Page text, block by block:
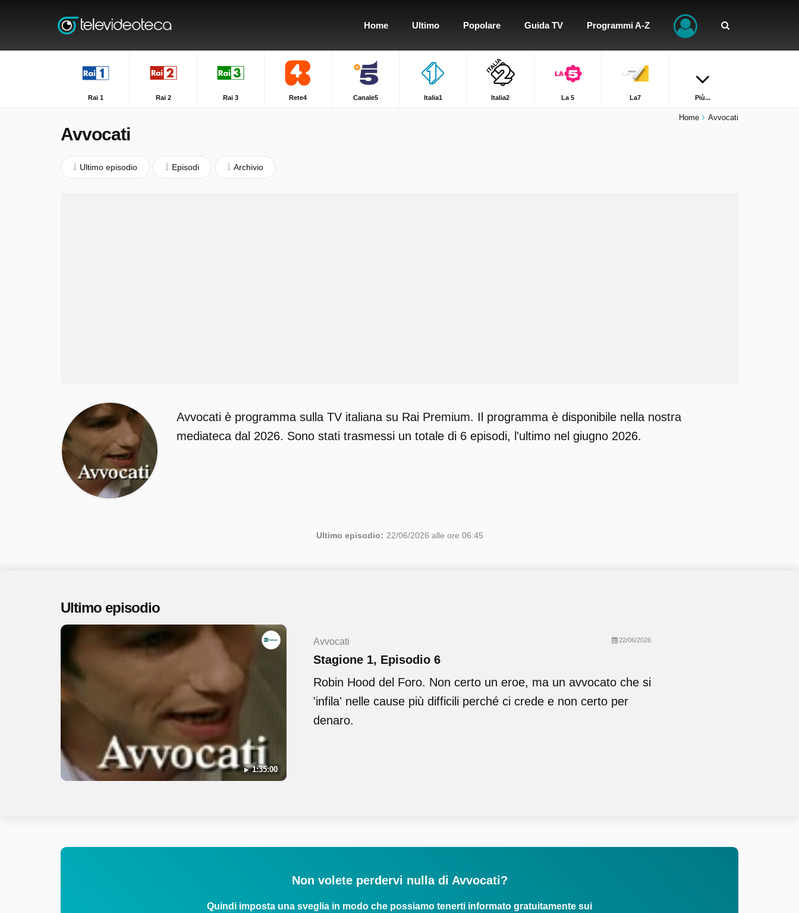
Home Ultimo Popolare Guida TV Programmi A-Z
Rai 1 Rai 2 Rai 3 Rete4 Canale5 Italia1 Italia2 La 5 La7 Più...
Home Avvocati
Avvocati
Ultimo episodio Episodi Archivio
Avvocati è programma sulla TV italiana su Rai Premium. Il programma è disponibile nella nostra
mediateca dal 2026. Sono stati trasmessi un totale di 6 episodi, l'ultimo nel giugno 2026.
Ultimo episodio: 22/06/2026 alle ore 06:45
Ultimo episodio
1:35:00
Avvocati 22/06/2026
Stagione 1, Episodio 6
Robin Hood del Foro. Non certo un eroe, ma un avvocato che si
'infila' nelle cause più difficili perché ci crede e non certo per
denaro.
Non volete perdervi nulla di Avvocati?
Quindi imposta una sveglia in modo che possiamo tenerti informato gratuitamente sui